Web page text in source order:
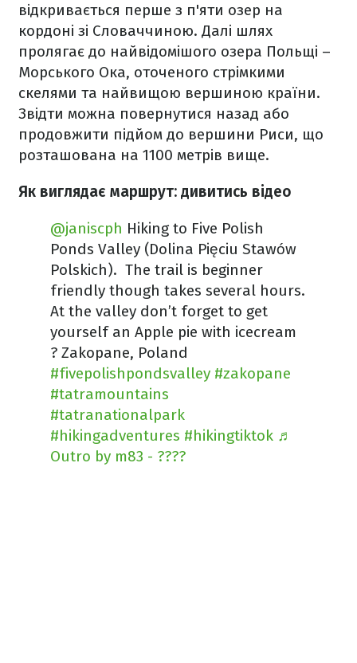
відкривається перше з п'яти озер на
кордоні зі Словаччиною. Далі шлях
пролягає до найвідомішого озера Польщі –
Морського Ока, оточеного стрімкими
скелями та найвищою вершиною країни.
Звідти можна повернутися назад або
продовжити підйом до вершини Риси, що
розташована на 1100 метрів вище.
Як виглядає маршрут: дивитись відео
@janiscph Hiking to Five Polish
Ponds Valley (Dolina Pięciu Stawów
Polskich). ️ The trail is beginner
friendly though takes several hours.
At the valley don’t forget to get
yourself an Apple pie with icecream
? Zakopane, Poland
#fivepolishpondsvalley #zakopane
#tatramountains
#tatranationalpark
#hikingadventures #hikingtiktok ♬
Outro by m83 - ????